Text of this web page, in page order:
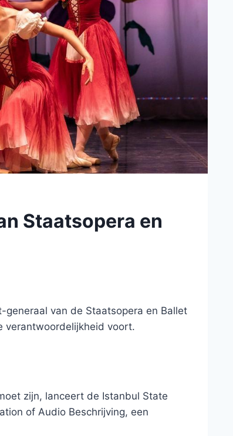
Staatsopera en
van de Staatsopera en Ballet
verantwoordelijkheid voort.
zijn, lanceert de Istanbul State
of Audio Beschrijving, een